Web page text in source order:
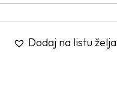
Dodaj na listu želja